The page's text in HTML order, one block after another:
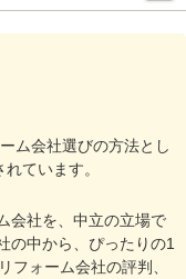
ム会社選びの方法とし
ています。
会社を、中立の立場で
の中から、ぴったりの1
フォーム会社の評判、